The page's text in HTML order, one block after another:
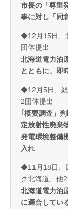
市長の「尊重
事に対し「同
◆12月15日、
団体提出
北海道電力泊
とともに、即
◆12月5日、経
2団体提出
｢概要調査」
定放射性廃棄
発電環境整備
入れ
◆11月18日、
ク北海道、他
北海道電力泊
に適合してい